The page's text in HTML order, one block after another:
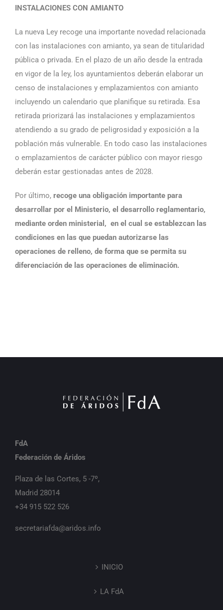
INSTALACIONES CON AMIANTO
La nueva Ley recoge una importante novedad relacionada
con las instalaciones con amianto, ya sean de titularidad
pública o privada. En el plazo de un año desde la entrada
en vigor de la ley, los ayuntamientos deberán elaborar un
censo de instalaciones y emplazamientos con amianto
incluyendo un calendario que planifique su retirada. Esa
retirada priorizará las instalaciones y emplazamientos
atendiendo a su grado de peligrosidad y exposición a la
población más vulnerable. En todo caso las instalaciones
o emplazamientos de carácter público con mayor riesgo
deberán estar gestionadas antes de 2028.
Por último, recoge una obligación importante para
desarrollar por el Ministerio, el desarrollo reglamentario,
mediante orden ministerial, en el cual se establezcan las
condiciones en las que puedan autorizarse las
operaciones de relleno, de forma que se permita su
diferenciación de las operaciones de eliminación.
FdA
Federación de Áridos
Plaza de las Cortes, 5 -7º,
Madrid 28014
+34 915 522 526
secretariafda@aridos.info
INICIO
LA FdA